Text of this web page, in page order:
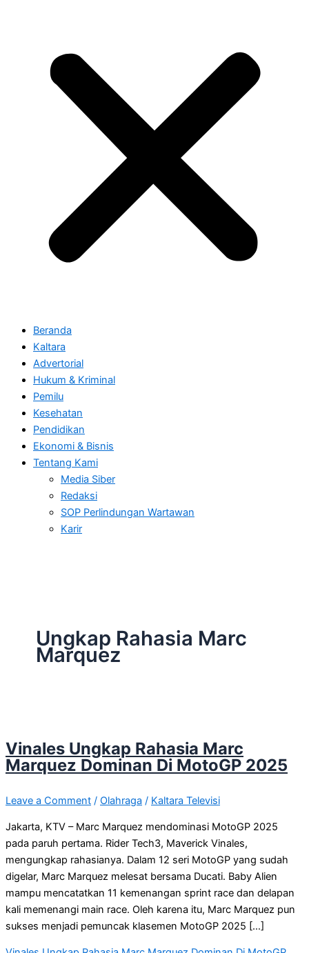
Beranda
Kaltara
Advertorial
Hukum & Kriminal
Pemilu
Kesehatan
Pendidikan
Ekonomi & Bisnis
Tentang Kami
Media Siber
Redaksi
SOP Perlindungan Wartawan
Karir
Ungkap Rahasia Marc
Marquez
Vinales Ungkap Rahasia Marc
Marquez Dominan Di MotoGP 2025
Leave a Comment / Olahraga / Kaltara Televisi
Jakarta, KTV – Marc Marquez mendominasi MotoGP 2025
pada paruh pertama. Rider Tech3, Maverick Vinales,
mengungkap rahasianya. Dalam 12 seri MotoGP yang sudah
digelar, Marc Marquez melesat bersama Ducati. Baby Alien
mampu mencatatkan 11 kemenangan sprint race dan delapan
kali memenangi main race. Oleh karena itu, Marc Marquez pun
sukses menjadi pemuncak klasemen MotoGP 2025 […]